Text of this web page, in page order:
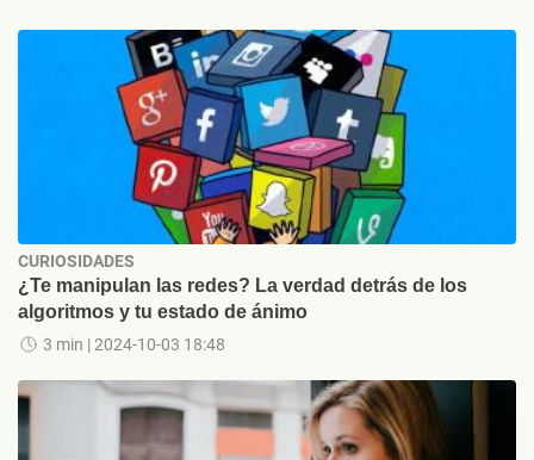
CURIOSIDADES
¿Te manipulan las redes? La verdad detrás de los
algoritmos y tu estado de ánimo
3 min | 2024-10-03 18:48